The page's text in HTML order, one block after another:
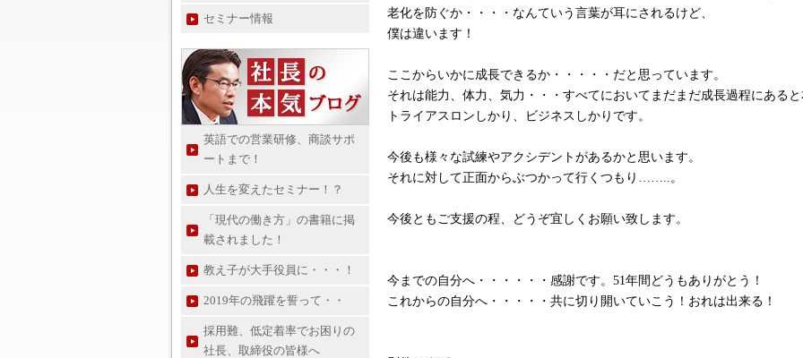
老化を防ぐか・・・・なんていう言葉が耳にされるけど、
僕は違います！
ここからいかに成長できるか・・・・・だと思っています。
それは能力、体力、気力・・・すべてにおいてまだまだ成長過程にあると
トライアスロンしかり、ビジネスしかりです。
今後も様々な試練やアクシデントがあるかと思います。
それに対して正面からぶつかって行くつもり……..。
今後ともご支援の程、どうぞ宜しくお願い致します。
今までの自分へ・・・・・・感謝です。51年間どうもありがとう！
これからの自分へ・・・・・共に切り開いていこう！おれは出来る！
セミナー情報
英語での営業研修、商談サポ
ートまで！
人生を変えたセミナー！？
「現代の働き方」の書籍に掲
載されました！
教え子が大手役員に・・・！
2019年の飛躍を誓って・・
採用難、低定着率でお困りの
社長、取締役の皆様へ